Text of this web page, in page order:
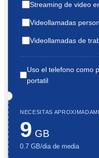
Streaming de video
Videollamadas
Videollamadas de
Uso el telefono como
portatil
NECESITAS
9 GB
0.7 GB/dia de media